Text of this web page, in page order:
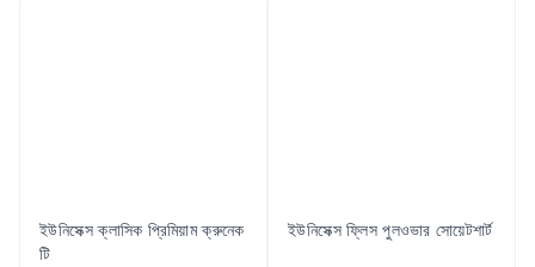
ইউনিসেক্স ক্লাসিক প্রিমিয়াম ক্রুনেক
টি
ইউনিসেক্স ফ্লিস পুলওভার সোয়েটশার্ট